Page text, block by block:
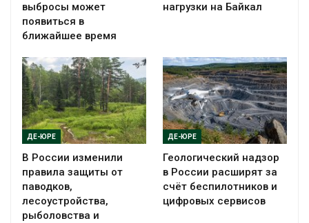
выбросы может
появиться в
ближайшее время
нагрузки на Байкал
ДЕ-ЮРЕ
В России изменили
правила защиты от
паводков,
лесоустройства,
рыболовства и
ДЕ-ЮРЕ
Геологический надзор
в России расширят за
счёт беспилотников и
цифровых сервисов